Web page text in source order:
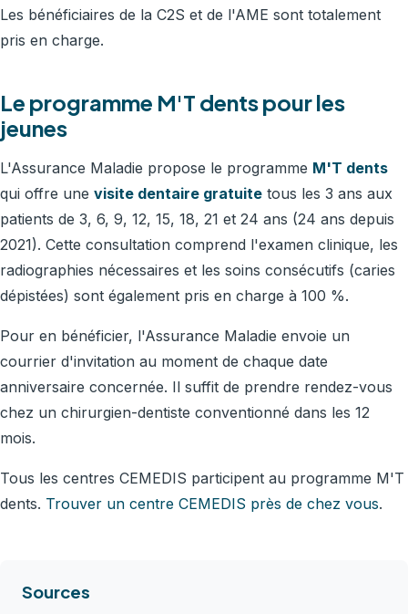
Les bénéficiaires de la C2S et de l'AME sont totalement
pris en charge.
Le programme M'T dents pour les
jeunes
L'Assurance Maladie propose le programme M'T dents
qui offre une visite dentaire gratuite tous les 3 ans aux
patients de 3, 6, 9, 12, 15, 18, 21 et 24 ans (24 ans depuis
2021). Cette consultation comprend l'examen clinique, les
radiographies nécessaires et les soins consécutifs (caries
dépistées) sont également pris en charge à 100 %.
Pour en bénéficier, l'Assurance Maladie envoie un
courrier d'invitation au moment de chaque date
anniversaire concernée. Il suffit de prendre rendez-vous
chez un chirurgien-dentiste conventionné dans les 12
mois.
Tous les centres CEMEDIS participent au programme M'T
dents. Trouver un centre CEMEDIS près de chez vous.
Sources